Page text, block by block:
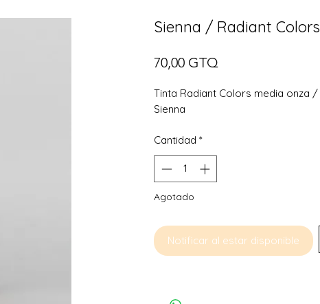
Sienna / Radiant Colors
70,00 GTQ
Tinta Radiant Colors media onza /
Sienna
Cantidad *
Agotado
Notificar al estar disponible